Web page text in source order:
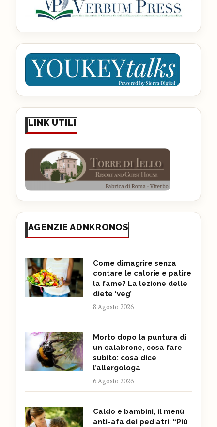
LINK UTILI
AGENZIE ADNKRONOS
Come dimagrire senza
contare le calorie e patire
la fame? La lezione delle
diete ‘veg’
8 Agosto 2026
Morto dopo la puntura di
un calabrone, cosa fare
subito: cosa dice
l’allergologa
6 Agosto 2026
Caldo e bambini, il menù
anti-afa dei pediatri: “Più